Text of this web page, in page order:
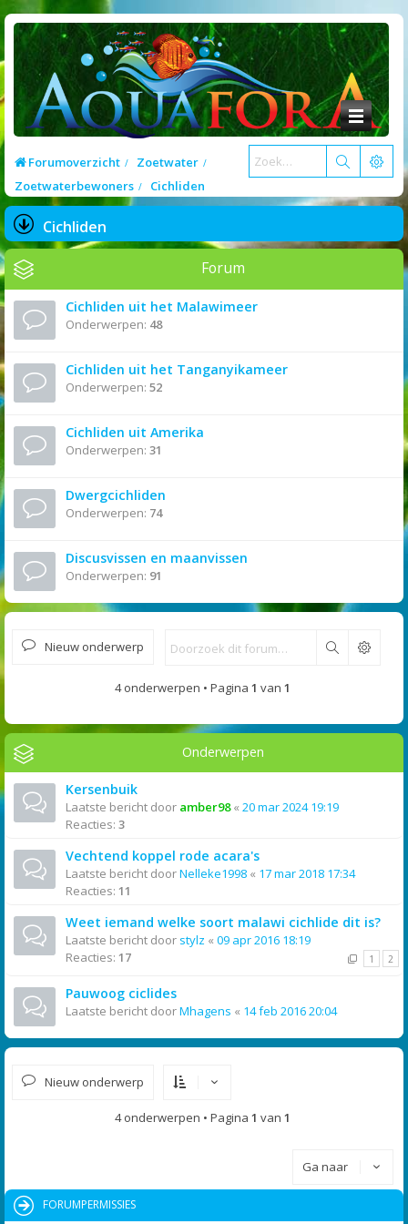
Forumoverzicht
Zoetwater
Zoetwaterbewoners
Cichliden
Cichliden
Forum
Cichliden uit het Malawimeer
Onderwerpen: 48
Cichliden uit het Tanganyikameer
Onderwerpen: 52
Cichliden uit Amerika
Onderwerpen: 31
Dwergcichliden
Onderwerpen: 74
Discusvissen en maanvissen
Onderwerpen: 91
Nieuw onderwerp Zoek
4 onderwerpen • Pagina 1 van 1
Onderwerpen
Kersenbuik
Laatste bericht door amber98« 20 mar 2024 19:19
Reacties: 3
Vechtend koppel rode acara's
Laatste bericht doorNelleke1998 « 17 mar 2018 17:34
Reacties: 11
Weet iemand welke soort malawi cichlide dit is?
Laatste bericht door stylz « 09 apr 2016 18:19
Reacties: 17 1 2
Pauwoog ciclides
Laatste bericht doorMhagens « 14 feb 2016 20:04
Nieuw onderwerp
4 onderwerpen • Pagina 1 van 1
Ga naar
FORUMPERMISSIES